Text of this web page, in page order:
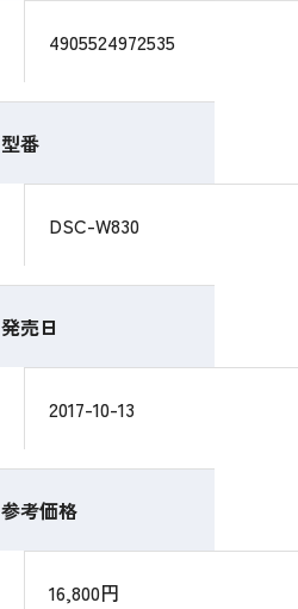
4905524972535
型番
DSC-W830
発売日
2017-10-13
参考価格
16,800円